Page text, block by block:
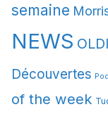
semaine
NEWS
Découvertes
of the week